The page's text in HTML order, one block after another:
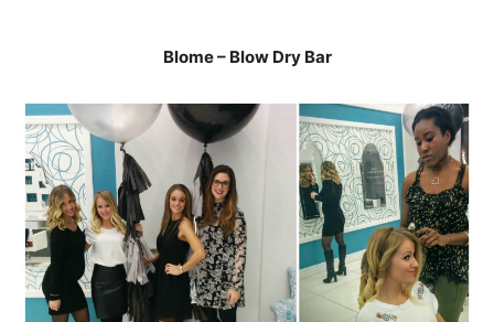
Blome – Blow Dry Bar